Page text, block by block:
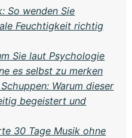
So wenden Sie
Feuchtigkeit richtig
Sie laut Psychologie
es selbst zu merken
Warum dieser
begeistert und
30 Tage Musik ohne